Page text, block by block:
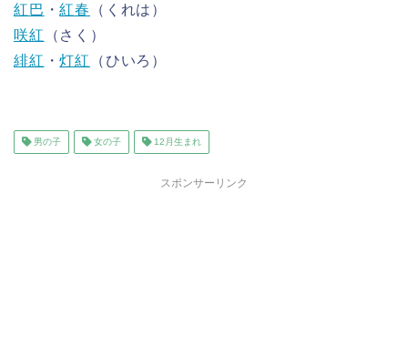
紅巴 ・紅春
（くれは）
咲紅 （さく）
緋紅 ・灯紅 （ひいろ）
男の子 女の子 12月生まれ
スポンサーリンク